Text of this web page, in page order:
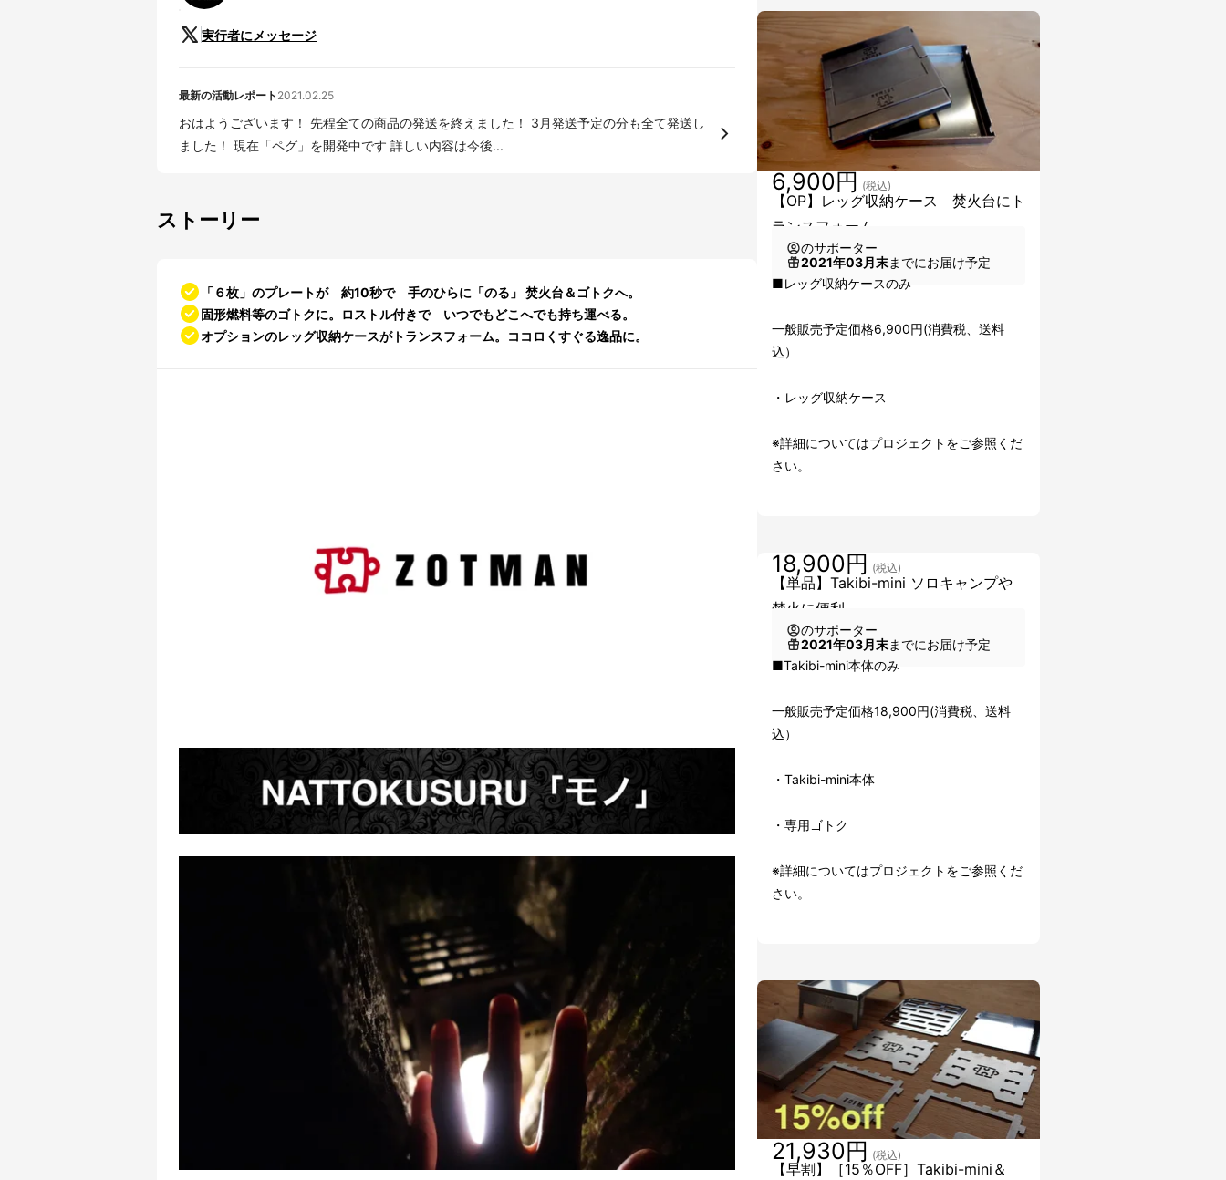
実行者にメッセージ
最新の活動レポート 2021.02.25
おはようございます！ 先程全ての商品の発送を終えました！ 3月発送予定の分も全て発送し
ました！ 現在「ペグ」を開発中です 詳しい内容は今後...
ストーリー
「６枚」のプレートが 約10秒で 手のひらに「のる」 焚火台＆ゴトクへ。
固形燃料等のゴトクに。ロストル付きで いつでもどこへでも持ち運べる。
オプションのレッグ収納ケースがトランスフォーム。ココロくすぐる逸品に。
【OP】レッグ収納ケース 焚火台にト
ランスフォーム。
6,900円 (税込)
のサポーター
2021年03月末までにお届け予定
■レッグ収納ケースのみ
一般販売予定価格6,900円(消費税、送料
込）
・レッグ収納ケース
※詳細についてはプロジェクトをご参照くだ
さい。
【単品】Takibi-mini ソロキャンプや
焚火に便利
18,900円 (税込)
のサポーター
2021年03月末までにお届け予定
■Takibi-mini本体のみ
一般販売予定価格18,900円(消費税、送料
込）
・Takibi-mini本体
・専用ゴトク
※詳細についてはプロジェクトをご参照くだ
さい。
【早割】［15％OFF］Takibi-mini＆
21,930円 (税込)